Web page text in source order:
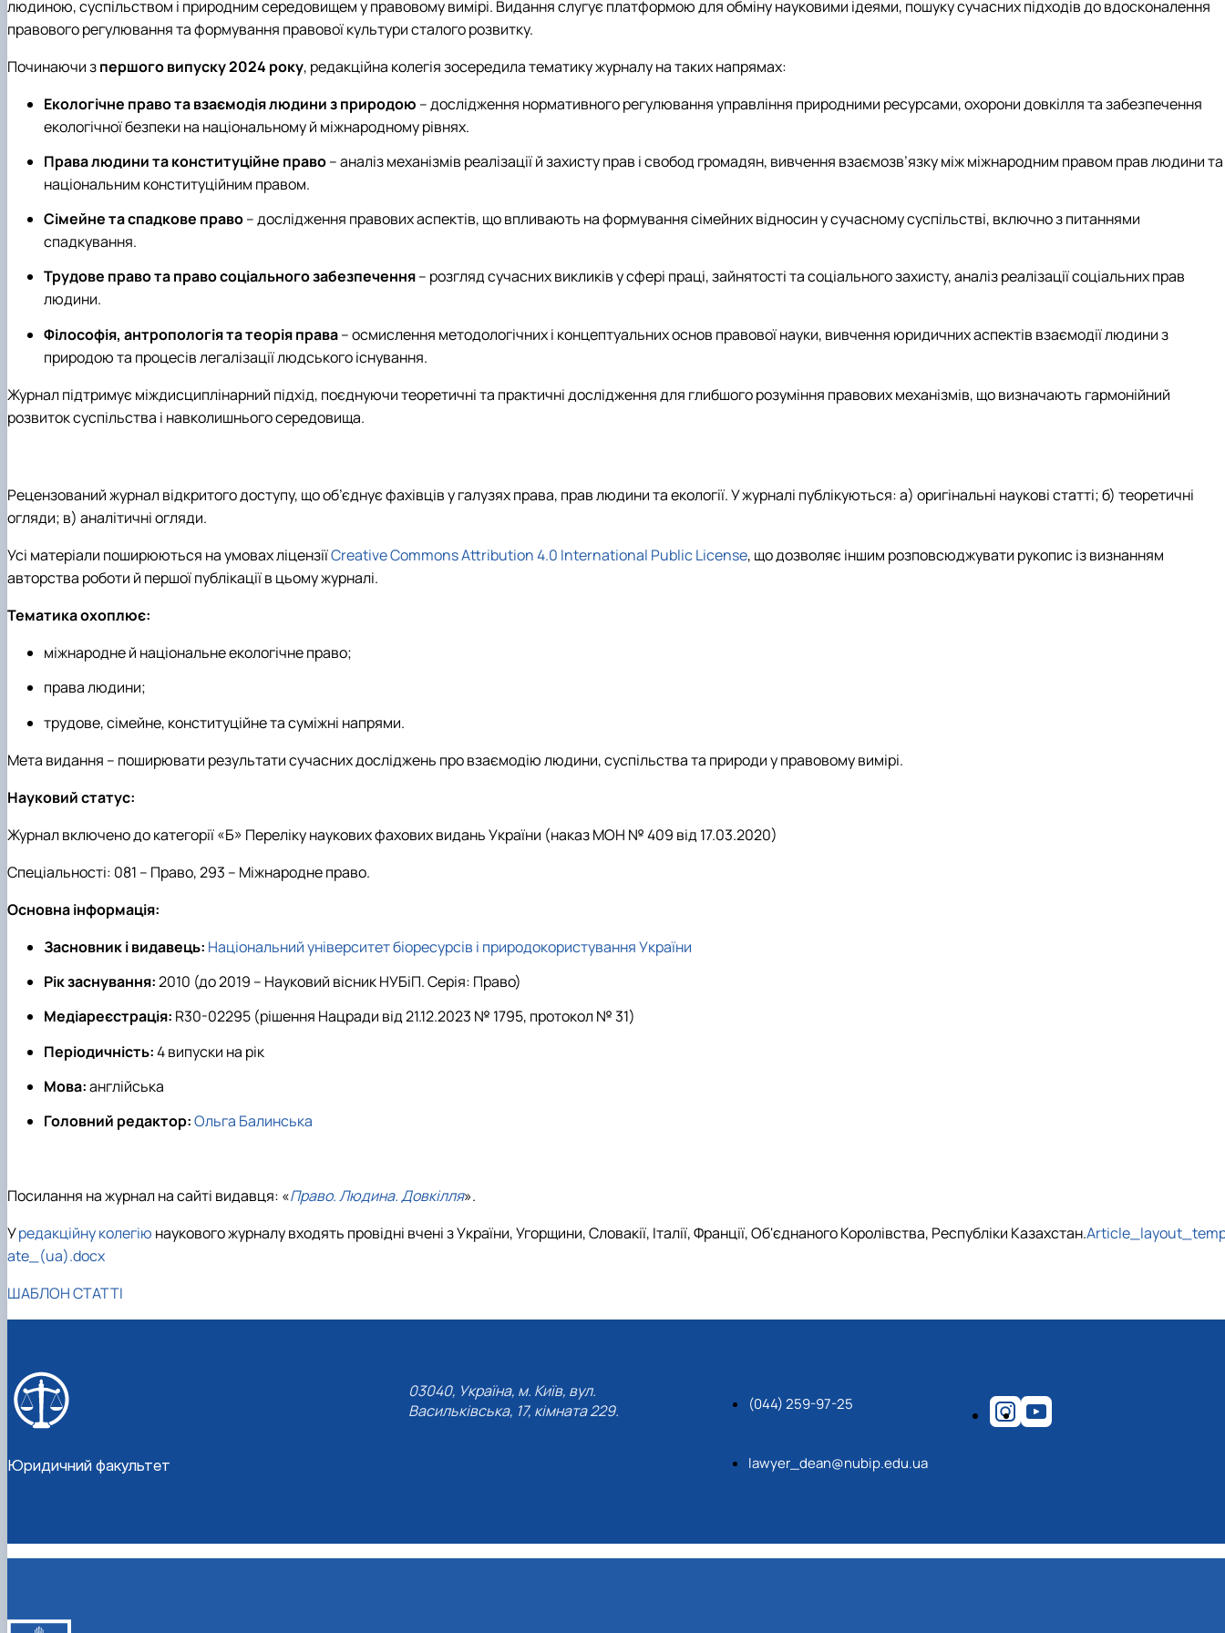
Студентська організація факультету
людиною, суспільством і природним середовищем у правовому вимірі. Видання слугує платформою для обміну науковими ідеями, пошуку сучасних підходів до вдосконалення
правового регулювання та формування правової культури сталого розвитку.
Починаючи зпершого випуску 2024 року, редакційна колегія зосередила тематику журналу на таких напрямах:
Екологічне право та взаємодія людини з природою – дослідження нормативного регулювання управління природними ресурсами, охорони довкілля та забезпечення
екологічної безпеки на національному й міжнародному рівнях.
Права людини та конституційне право– аналіз механізмів реалізації й захисту прав і свобод громадян, вивчення взаємозв’язку між міжнародним правом прав людини та
національним конституційним правом.
Сімейне та спадкове право– дослідження правових аспектів, що впливають на формування сімейних відносин у сучасному суспільстві, включно з питаннями
спадкування.
Трудове право та право соціального забезпечення– розгляд сучасних викликів у сфері праці, зайнятості та соціального захисту, аналіз реалізації соціальних прав
людини.
Філософія, антропологія та теорія права– осмислення методологічних і концептуальних основ правової науки, вивчення юридичних аспектів взаємодії людини з
природою та процесів легалізації людського існування.
Журнал підтримує міждисциплінарний підхід, поєднуючи теоретичні та практичні дослідження для глибшого розуміння правових механізмів, що визначають гармонійний
розвиток суспільства і навколишнього середовища.
Рецензований журнал відкритого доступу, що об’єднує фахівців у галузях права, прав людини та екології. У журналі публікуються: а) оригінальні наукові статті; б) теоретичні
огляди; в) аналітичні огляди.
Усі матеріали поширюються на умовах ліцензіїCreative Commons Attribution 4.0 International Public License, що дозволяє іншим розповсюджувати рукопис із визнанням
авторства роботи й першої публікації в цьому журналі.
Тематика охоплює:
міжнародне й національне екологічне право;
права людини;
трудове, сімейне, конституційне та суміжні напрями.
Мета видання – поширювати результати сучасних досліджень про взаємодію людини, суспільства та природи у правовому вимірі.
Науковий статус:
Журнал включено до категорії «Б» Переліку наукових фахових видань України (наказ МОН № 409 від 17.03.2020)
Спеціальності: 081 – Право, 293 – Міжнародне право.
Основна інформація:
Засновник і видавець: Національний університет біоресурсів і природокористування України
Рік заснування:2010 (до 2019 – Науковий вісник НУБіП. Серія: Право)
Медіареєстрація: R30-02295 (рішення Нацради від 21.12.2023 № 1795, протокол № 31)
Періодичність:4 випуски на рік
Мова:англійська
Головний редактор:Ольга Балинська
Посилання на журнал на сайті видавця: «Право. Людина. Довкілля».
Уредакційну колегію наукового журналу входять провідні вчені з України, Угорщини, Словакії, Італії, Франції, Об'єднаного Королівства, Республіки Казахстан.
ate_(ua).docx
ШАБЛОН СТАТТІ
Юридичний факультет
03040, Україна, м. Київ, вул.
Васильківська, 17, кімната 229.
(044) 259-97-25
lawyer_dean@nubip.edu.ua